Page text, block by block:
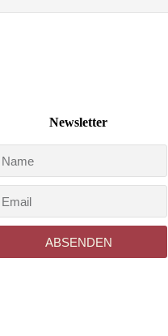
Newsletter
ABSENDEN